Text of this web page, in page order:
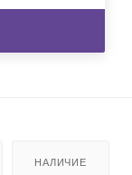
НАЛИЧИЕ